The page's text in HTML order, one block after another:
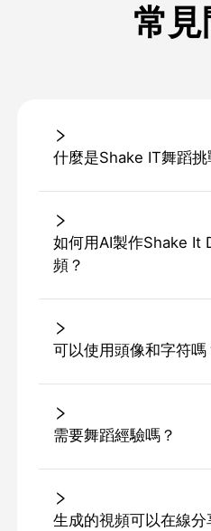
常見
什麼是Shake IT舞蹈挑
如何用AI製作Shake It
頻？
可以使用頭像和字符嗎
需要舞蹈經驗嗎？
生成的視頻可以在線分